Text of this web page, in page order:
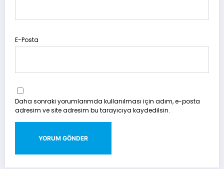
E-Posta
Daha sonraki yorumlarımda kullanılması için adım, e-posta
adresim ve site adresim bu tarayıcıya kaydedilsin.